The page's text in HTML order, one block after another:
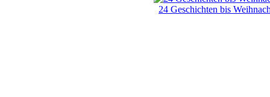
24 Geschichten bis